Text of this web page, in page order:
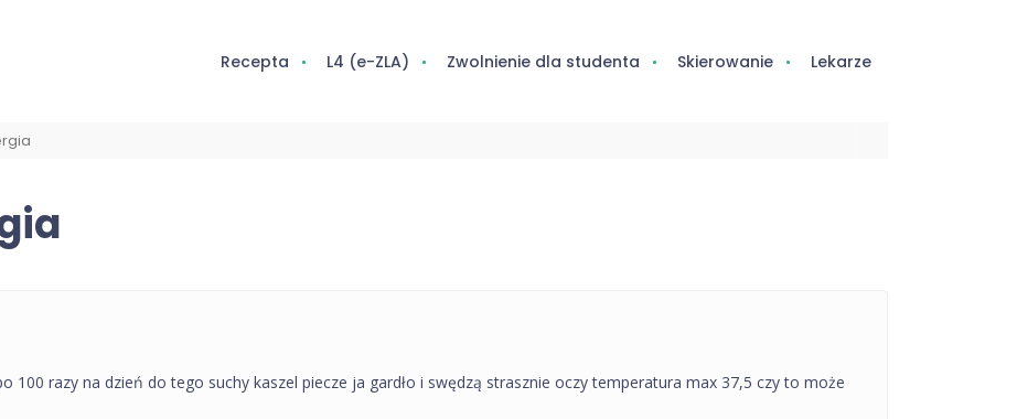
Recepta L4 (e-ZLA) Zwolnienie dla studenta Skierowanie Lekarze
100 razy na dzień do tego suchy kaszel piecze ja gardło i swędzą strasznie oczy temperatura max 37,5 czy to może